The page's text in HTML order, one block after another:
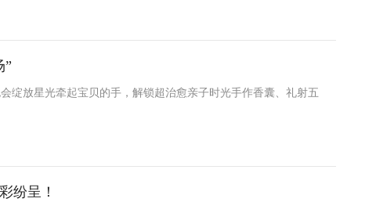
”
绽放星光牵起宝贝的手，解锁超治愈亲子时光手作香囊、礼射五
纷呈！